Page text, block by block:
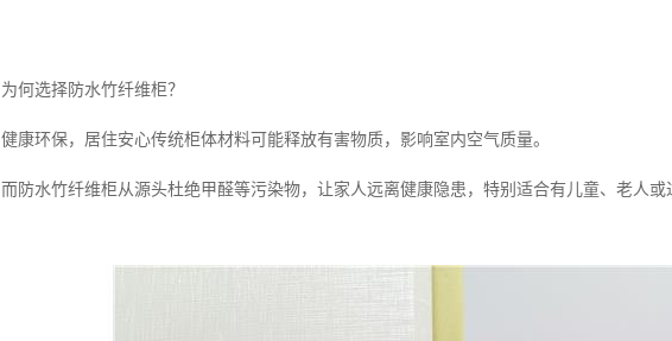
为何选择防水竹纤维柜？
健康环保，居住安心传统柜体材料可能释放有害物质，影响室内空气质量。
而防水竹纤维柜从源头杜绝甲醛等污染物，让家人远离健康隐患，特别适合有儿童、老人或